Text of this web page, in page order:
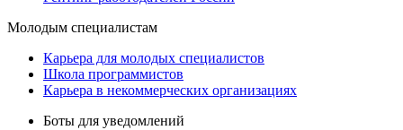
Молодым специалистам
Карьера для молодых специалистов
Школа программистов
Карьера в некоммерческих организациях
Боты для уведомлений